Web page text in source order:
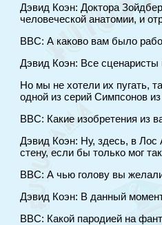
Дэвид Коэн: Доктора
человеческой анатомии, и
BBC: А каково вам было
Дэвид Коэн: Все
Но мы не хотели их пугать,
одной из серий Симпсонов
BBC: Какие изобретения из
Дэвид Коэн: Ну, здесь, в
стену, если бы только мог
BBC: А чью голову вы
Дэвид Коэн: В данный
BBC: Какой пародией на